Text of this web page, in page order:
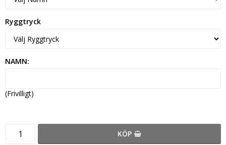
Ryggtryck
NAMN:
(Frivilligt)
KÖP